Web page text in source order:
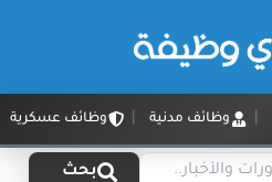
وظائف مدنية وظائف عسكرية
بحث